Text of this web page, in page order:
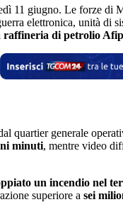
11 giugno. Le forze di
elettronica, unità
raffineria di petrolio
quartier generale
minuti, mentre video
un incendio nel
superiore a sei